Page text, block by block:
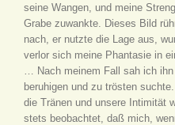
seine Wangen, und meine
Grabe zuwankte. Dieses Bild
nach, er nutzte die Lage aus,
verlor sich meine Phantasie in
… Nach meinem Fall sah ich
beruhigen und zu trösten
die Tränen und unsere Intimität
stets beobachtet, daß mich,